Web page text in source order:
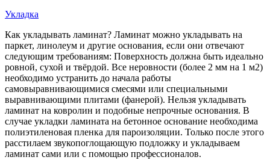
Укладка
Как укладывать ламинат? Ламинат можно укладывать на
паркет, линолеум и другие основания, если они отвечают
следующим требованиям: Поверхность должна быть идеально
ровной, сухой и твёрдой. Все неровности (более 2 мм на 1 м2)
необходимо устранить до начала работы
самовыравнивающимися смесями или специальными
выравнивающими плитами (фанерой). Нельзя укладывать
ламинат на ковролин и подобные непрочные основания. В
случае укладки ламината на бетонное основание необходима
полиэтиленовая пленка для пароизоляции. Только после этого
расстилаем звукопоглощающую подложку и укладываем
ламинат сами или с помощью профессионалов.